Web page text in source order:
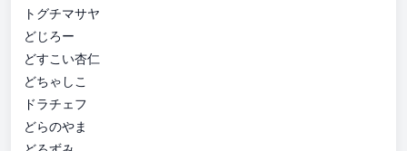
トグチマサヤ
どじろー
どすこい杏仁
どちゃしこ
ドラチェフ
どらのやま